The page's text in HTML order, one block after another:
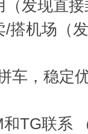
（发现直
/搭机场（
车，稳定
和TG联